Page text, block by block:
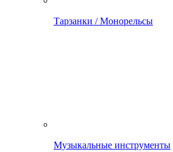
Тарзанки / Монорельсы
Музыкальные инструменты